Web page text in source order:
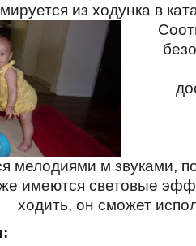
из ходунка в
мелодиями м звуками,
имеются световые
ходить, он сможет